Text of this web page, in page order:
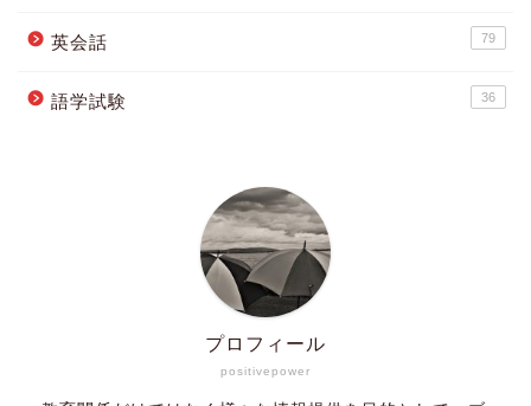
英会話 79
語学試験 36
positivepower
プロフィール